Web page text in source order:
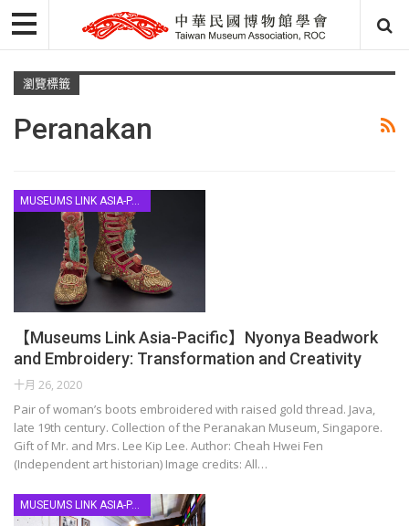
瀏覽標籤
Peranakan
MUSEUMS LINK ASIA-PACIFIC
【Museums Link Asia-Pacific】Nyonya Beadwork
and Embroidery: Transformation and Creativity
十月 26, 2020
Pair of woman’s boots embroidered with raised gold thread. Java,
late 19th century. Collection of the Peranakan Museum, Singapore.
Gift of Mr. and Mrs. Lee Kip Lee. Author: Cheah Hwei Fen
(Independent art historian) Image credits: All…
MUSEUMS LINK ASIA-PACIFIC